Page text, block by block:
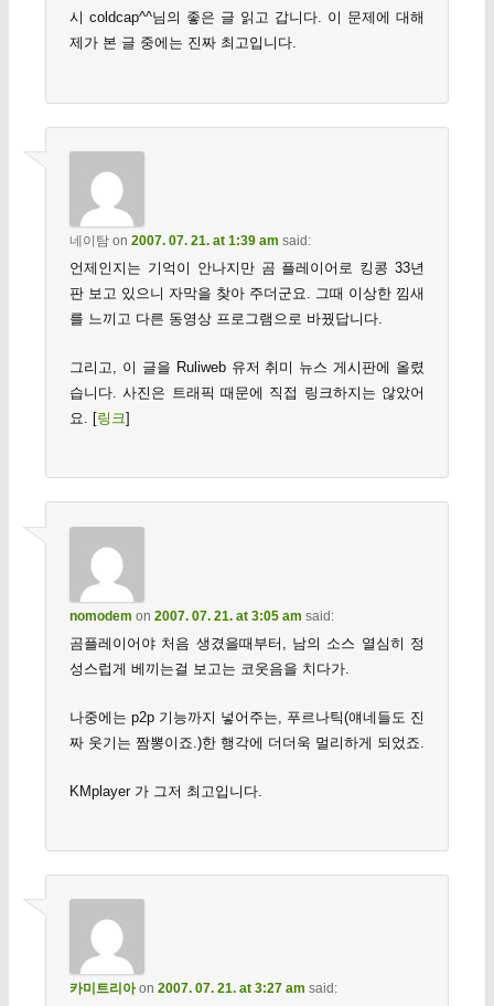
시 coldcap^^님의 좋은 글 읽고 갑니다. 이 문제에 대해
제가 본 글 중에는 진짜 최고입니다.
네이탐on 2007. 07. 21. at 1:39 am said:
언제인지는 기억이 안나지만 곰 플레이어로 킹콩 33년
판 보고 있으니 자막을 찾아 주더군요. 그때 이상한 낌새
를 느끼고 다른 동영상 프로그램으로 바꿨답니다.
그리고, 이 글을 Ruliweb 유저 취미 뉴스 게시판에 올렸
습니다. 사진은 트래픽 때문에 직접 링크하지는 않았어
요. [링크]
nomodem on 2007. 07. 21. at 3:05 am said:
곰플레이어야 처음 생겼을때부터, 남의 소스 열심히 정
성스럽게 베끼는걸 보고는 코웃음을 치다가.
나중에는 p2p 기능까지 넣어주는, 푸르나틱(얘네들도 진
짜 웃기는 짬뽕이죠.)한 행각에 더더욱 멀리하게 되었죠.
KMplayer 가 그저 최고입니다.
카미트리아on 2007. 07. 21. at 3:27 am said: